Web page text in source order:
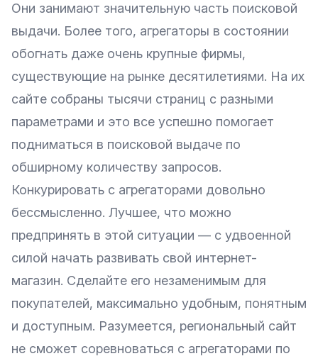
Они занимают значительную часть поисковой
выдачи. Более того, агрегаторы в состоянии
обогнать даже очень крупные фирмы,
существующие на рынке десятилетиями. На их
сайте собраны тысячи страниц с разными
параметрами и это все успешно помогает
подниматься в поисковой выдаче по
обширному количеству запросов.
Конкурировать с агрегаторами довольно
бессмысленно. Лучшее, что можно
предпринять в этой ситуации — с удвоенной
силой начать развивать свой интернет-
магазин. Сделайте его незаменимым для
покупателей, максимально удобным, понятным
и доступным. Разумеется, региональный сайт
не сможет соревноваться с агрегаторами по